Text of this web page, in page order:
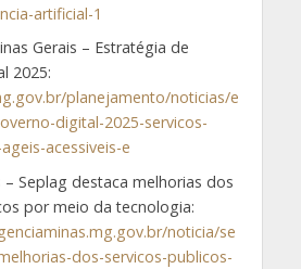
artificial-1
Gerais – Estratégia de
2025:
planejamento/noticias/e
digital-2025-servicos-
acessiveis-e
– Seplag destaca melhorias dos
por meio da tecnologia:
noticia/se
dos-servicos-publicos-